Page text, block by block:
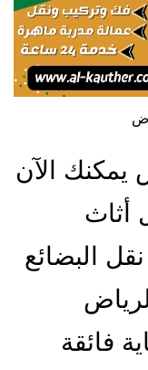
الآن
أثاث
البضائع
فائقة